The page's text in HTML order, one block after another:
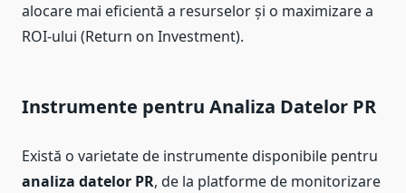
alocare mai eficientă a resurselor și o maximizare a
ROI-ului (Return on Investment).
Instrumente pentru Analiza Datelor PR
Există o varietate de instrumente disponibile pentru
analiza datelor PR, de la platforme de monitorizare